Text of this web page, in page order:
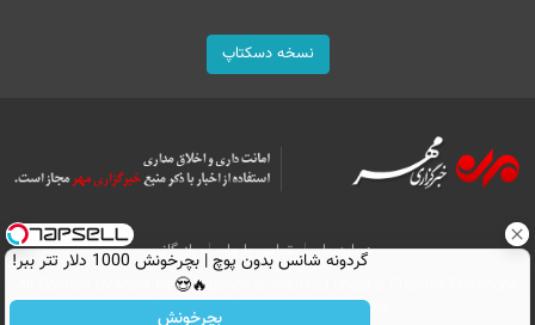
نسخه دسکتاپ
درباره ما تماس با ما
بازرگانی
All Content by Mehr News Agency is licensed under a Creative Commons
Attribution 4.0 International License.
گردونه شانس بدون پوچ | بچرخونش 1000 دلار تتر ببر!
🔥😍
بچرخونش